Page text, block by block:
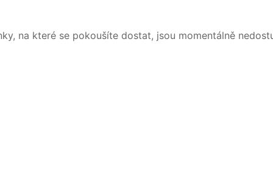
na které se pokoušíte dostat, jsou momentálně